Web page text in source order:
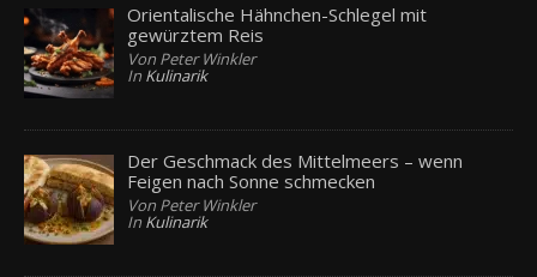
Orientalische Hähnchen-Schlegel mit
gewürztem Reis
Von Peter Winkler
In Kulinarik
Der Geschmack des Mittelmeers – wenn
Feigen nach Sonne schmecken
Von Peter Winkler
In Kulinarik